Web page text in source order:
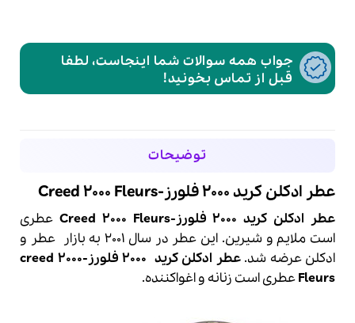
جواب همه سوالات شما اینجاست، لطفا
قبل از تماس بخونید!
توضیحات
عطر ادکلن کرید 2000 فلورز-Creed 2000 Fleurs
عطر ادکلن کرید 2000 فلورز-Creed 2000 Fleurs
عطری
است ملایم و شیرین. این عطر در سال 2001 به بازار
عطر و
ادکلن عرضه شد. عطر ادکلنکرید creed 2000
Fleursعطری است زنانه و اغواکننده.